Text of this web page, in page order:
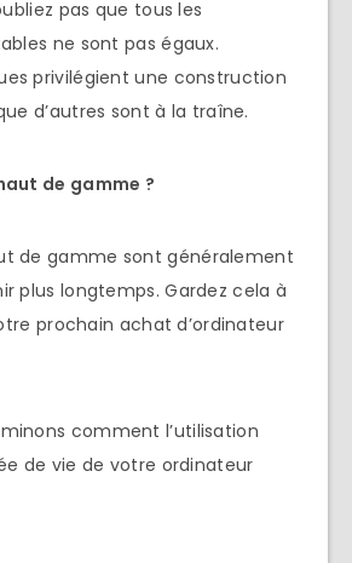
pas que tous les
ne sont pas égaux.
privilégient une construction
d’autres sont à la traîne.
de gamme ?
de gamme sont généralement
plus longtemps. Gardez cela à
prochain achat d’ordinateur
comment l’utilisation
de vie de votre ordinateur